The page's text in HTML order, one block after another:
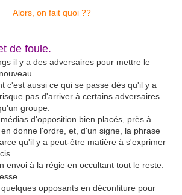
de foule.
il y a des adversaires pour mettre le
c'est aussi ce qui se passe dès qu'il y a
pas d'arriver à certains adversaires
groupe.
d'opposition bien placés, près à
donne l'ordre, et, d'un signe, la phrase
qu'il y a peut-être matière à s'exprimer
envoi à la régie en occultant tout le reste.
opposants en déconfiture pour